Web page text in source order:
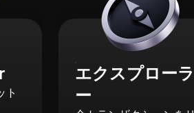
ト
エクスプローラ
ー